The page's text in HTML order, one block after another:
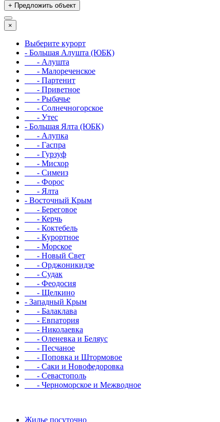
+ Предложить объект
×
Выберите курорт
- Большая Алушта (ЮБК)
- Алушта
- Малореченское
- Партенит
- Приветное
- Рыбачье
- Солнечногорское
- Утес
- Большая Ялта (ЮБК)
- Алупка
- Гаспра
- Гурзуф
- Мисхор
- Симеиз
- Форос
- Ялта
- Восточный Крым
- Береговое
- Керчь
- Коктебель
- Курортное
- Морское
- Новый Свет
- Орджоникидзе
- Судак
- Феодосия
- Щелкино
- Западный Крым
- Балаклава
- Евпатория
- Николаевка
- Оленевка и Беляус
- Песчаное
- Поповка и Штормовое
- Саки и Новофедоровка
- Севастополь
- Черноморское и Межводное
Жилье посуточно